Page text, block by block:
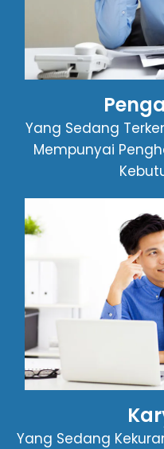
Yang Sedang
Mempunyai
Yang Sedang